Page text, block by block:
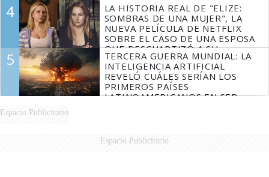
4
LA HISTORIA REAL DE "ELIZE:
SOMBRAS DE UNA MUJER", LA
NUEVA PELÍCULA DE NETFLIX
SOBRE EL CASO DE UNA ESPOSA
QUE DESCUARTIZÓ A SU
MARIDO
5
TERCERA GUERRA MUNDIAL: LA
INTELIGENCIA ARTIFICIAL
REVELÓ CUÁLES SERÍAN LOS
PRIMEROS PAÍSES
LATINOAMERICANOS EN SER
Espacio Publicitario
Espacio Publicitario